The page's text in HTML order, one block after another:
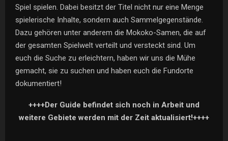
Spiel spielen. Dabei besitzt der Titel nicht nur eine Menge
spielerische Inhalte, sondern auch Sammelgegenstände.
Dazu gehören unter anderem die Mokoko-Samen, die auf
der gesamten Spielwelt verteilt und versteckt sind. Um
euch die Suche zu erleichtern, haben wir uns die Mühe
gemacht, sie zu suchen und haben euch die Fundorte
dokumentiert!
++++Der Guide befindet sich noch in Arbeit und
weitere Gebiete werden mit der Zeit aktualisiert!++++